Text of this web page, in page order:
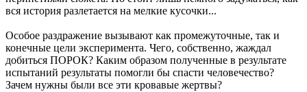
вся история разлетается на мелкие кусочки...
Особое раздражение вызывают как промежуточные, так и
конечные цели эксперимента. Чего, собственно, жаждал
добиться ПОРОК? Каким образом полученные в результате
испытаний результаты помогли бы спасти человечество?
Зачем нужны были все эти кровавые жертвы?